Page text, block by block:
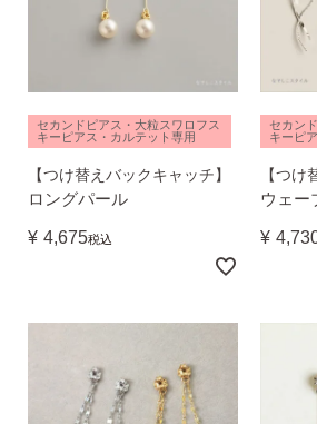
インスタライブで紹介したピアス
商品レビューを見る
なでしこピアスの使いやすい所や
使いにくい所を、赤裸々にレビューしてます
セカンドピアス・大粒スワロフス
キーピアス・カルテット専用
【つけ替えバックキャッチ】
ロングパール
¥ 4,675税込
セカン
キーピ
【つけ
ウェー
¥